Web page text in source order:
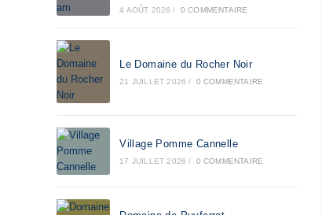
4 AOÛT 2026 / 0 COMMENTAIRE
Le Domaine du Rocher Noir
21 JUILLET 2026 / 0 COMMENTAIRE
Village Pomme Cannelle
17 JUILLET 2026 / 0 COMMENTAIRE